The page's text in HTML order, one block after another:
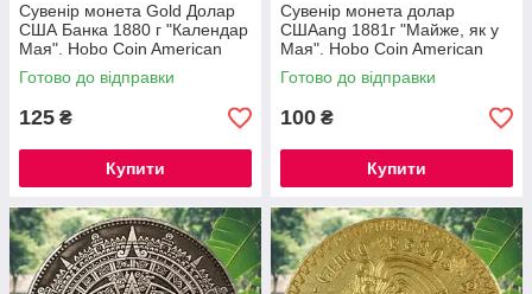
Сувенір монета Gold Долар
США Банка 1880 г "Календар
Мая". Hobo Coin American
Готово до відправки
125 ₴
Купити
Сувенір монета долар
СШАang 1881г "Майже, як у
Мая". Hobo Coin American
Morgan
Готово до відправки
100 ₴
Купити